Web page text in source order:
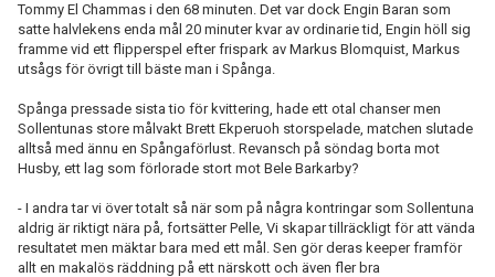
Tommy El Chammas i den 68 minuten. Det var dock Engin Baran som
satte halvlekens enda mål 20 minuter kvar av ordinarie tid, Engin höll sig
framme vid ett flipperspel efter frispark av Markus Blomquist, Markus
utsågs för övrigt till bäste man i Spånga.
Spånga pressade sista tio för kvittering, hade ett otal chanser men
Sollentunas store målvakt Brett Ekperuoh storspelade, matchen slutade
alltså med ännu en Spångaförlust. Revansch på söndag borta mot
Husby, ett lag som förlorade stort mot Bele Barkarby?
- I andra tar vi över totalt så när som på några kontringar som Sollentuna
aldrig är riktigt nära på, fortsätter Pelle, Vi skapar tillräckligt för att vända
resultatet men mäktar bara med ett mål. Sen gör deras keeper framför
allt en makalös räddning på ett närskott och även fler bra